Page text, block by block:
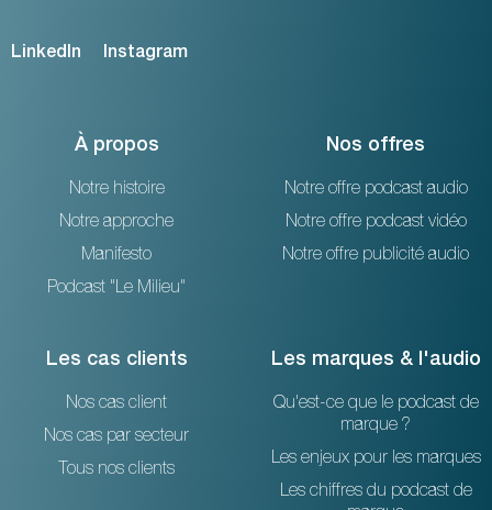
LinkedIn Instagram
À propos
Notre histoire
Notre approche
Manifesto
Podcast "Le Milieu"
Nos offres
Notre offre podcast audio
Notre offre podcast vidéo
Notre offre publicité audio
Les cas clients
Nos cas client
Nos cas par secteur
Tous nos clients
Les marques & l'audio
Qu'est-ce que le podcast de
marque ?
Les enjeux pour les marques
Les chiffres du podcast de